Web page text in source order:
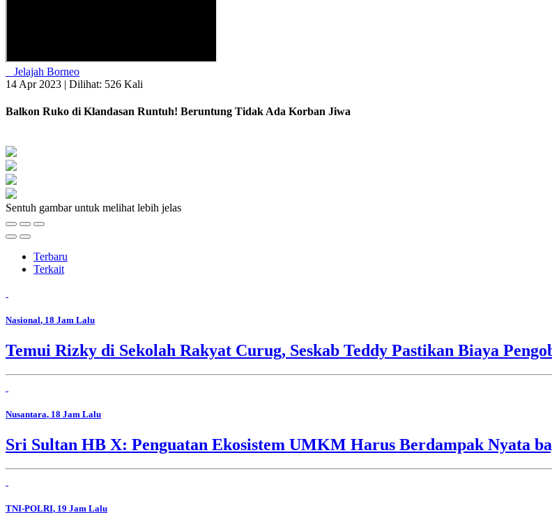
Jelajah Borneo
14 Apr 2023 | Dilihat: 526 Kali
Balkon Ruko di Klandasan Runtuh! Beruntung Tidak Ada Korban Jiwa
Sentuh gambar untuk melihat lebih jelas
Terbaru
Terkait
Nasional, 18 Jam Lalu
Temui Rizky di Sekolah Rakyat Curug, Seskab Teddy Pastikan Biaya
Nusantara, 18 Jam Lalu
Sri Sultan HB X: Penguatan Ekosistem UMKM Harus Berdampak Nyata
TNI-POLRI, 19 Jam Lalu